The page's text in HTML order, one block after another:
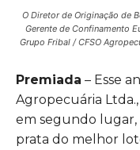
O Diretor de Originação de
Gerente de Confinamento
Grupo Fribal / CFSO
Premiada – Esse
Agropecuária
em segundo
prata do melhor